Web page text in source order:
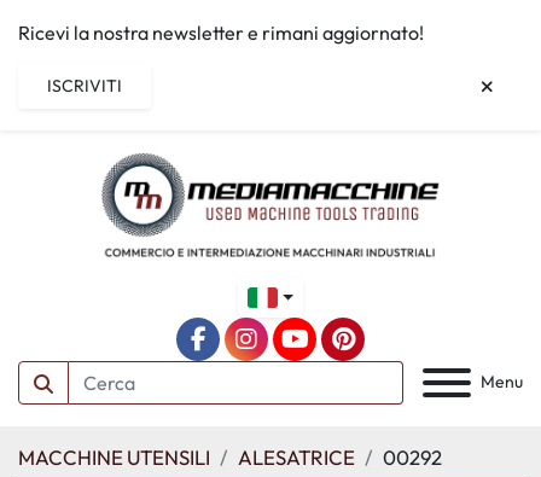
Ricevi la nostra newsletter e rimani aggiornato!
ISCRIVITI
Menu
facebookinstagram
youtubepinterest
MACCHINE UTENSILI ALESATRICE 00292